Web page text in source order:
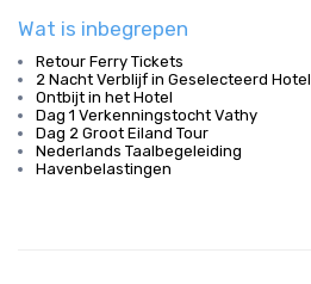
Wat is inbegrepen
Retour Ferry Tickets
2 Nacht Verblijf in Geselecteerd Hotel
Ontbijt in het Hotel
Dag 1 Verkenningstocht Vathy
Dag 2 Groot Eiland Tour
Nederlands Taalbegeleiding
Havenbelastingen